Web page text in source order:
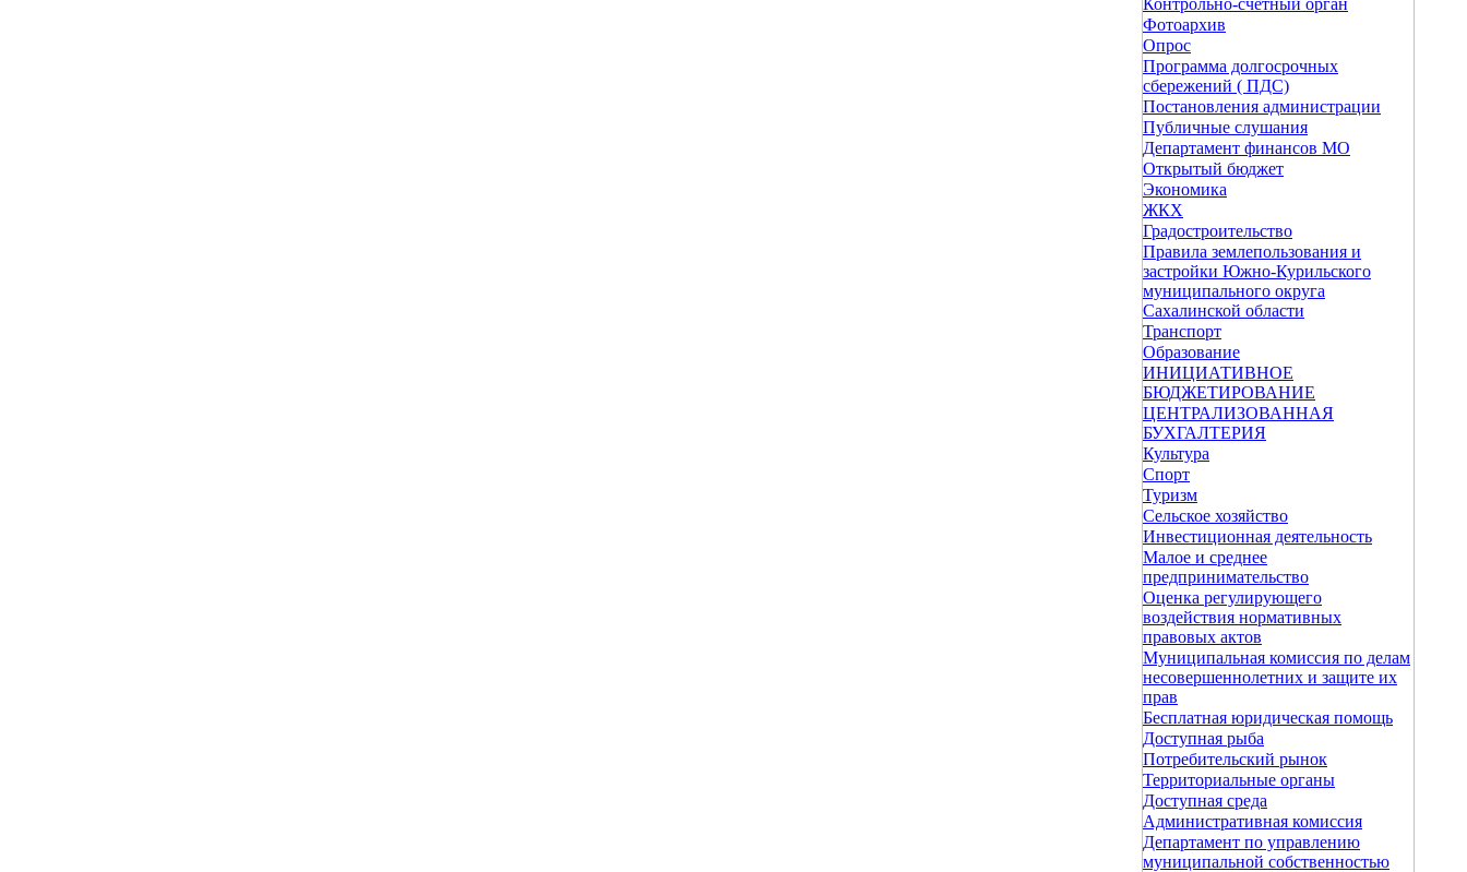
Контрольно-счётный орган
Фотоархив
Опрос
Программа долгосрочных
сбережений ( ПДС)
Постановления администрации
Публичные слушания
Департамент финансов МО
Открытый бюджет
Экономика
ЖКХ
Градостроительство
Правила землепользования и
застройки Южно-Курильского
муниципального округа
Сахалинской области
Транспорт
Образование
ИНИЦИАТИВНОЕ
БЮДЖЕТИРОВАНИЕ
ЦЕНТРАЛИЗОВАННАЯ
БУХГАЛТЕРИЯ
Культура
Спорт
Туризм
Сельское хозяйство
Инвестиционная деятельность
Малое и среднее
предпринимательство
Оценка регулирующего
воздействия нормативных
правовых актов
Муниципальная комиссия по делам
несовершеннолетних и защите их
прав
Бесплатная юридическая помощь
Доступная рыба
Потребительский рынок
Территориальные органы
Доступная среда
Административная комиссия
Департамент по управлению
муниципальной собственностью